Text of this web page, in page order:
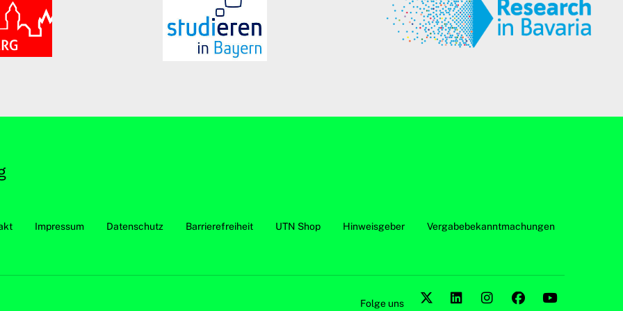
Impressum Datenschutz Barrierefreiheit UTN Shop Hinweisgeber Vergabebekanntmachungen
Folge uns